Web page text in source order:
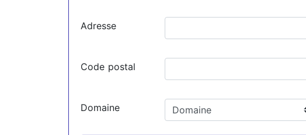
Adresse
Code postal
Domaine